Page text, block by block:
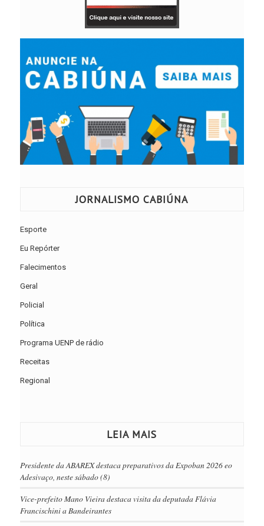
JORNALISMO CABIÚNA
Esporte
Eu Repórter
Falecimentos
Geral
Policial
Política
Programa UENP de rádio
Receitas
Regional
LEIA MAIS
Presidente da ABAREX destaca preparativos da Expoban 2026 eo
Adesivaço, neste sábado (8)
Vice-prefeito Mano Vieira destaca visita da deputada Flávia
Francischini a Bandeirantes